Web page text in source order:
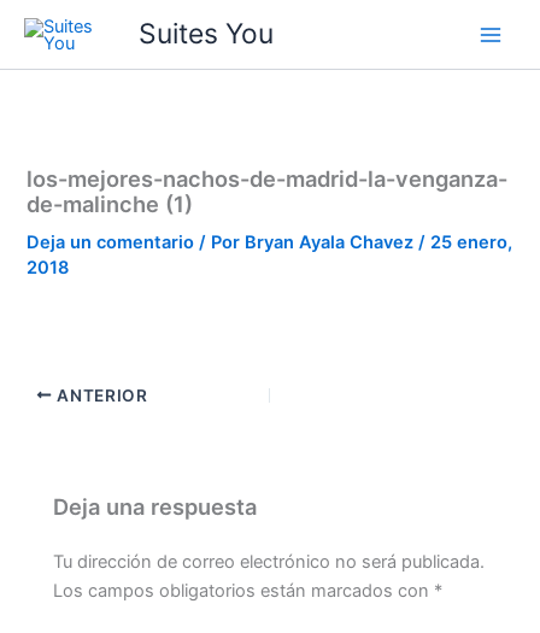
contenido
contenido
Suites You
los-mejores-nachos-de-madrid-la-venganza-
de-malinche (1)
Deja un comentario / Por Bryan Ayala Chavez/ 25 enero,
2018
ANTERIOR
Deja una respuesta
Tu dirección de correo electrónico no será publicada.
Los campos obligatorios están marcados con *